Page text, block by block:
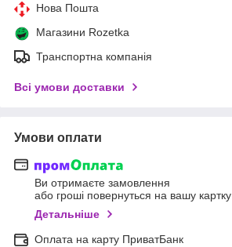
Нова Пошта
Магазини Rozetka
Транспортна компанія
Всі умови доставки
Умови оплати
Ви отримаєте замовлення
або гроші повернуться на вашу картку
Детальніше
Оплата на карту ПриватБанк